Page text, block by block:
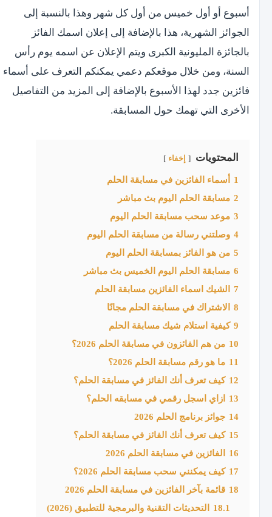
أسبوع أو أول خميس من أول كل شهر وهذا بالنسبة إلى
الجوائز الشهرية، هذا بالإضافة إلى إعلان اسمك الفائز
بالجائزة المليونية الكبرى ويتم الإعلان عن اسمه يوم رأس
السنة، ومن خلال موقعكم دعمي يمكنكم التعرف على أسماء
فائزين جدد لهذا الأسبوع بالإضافة إلى المزيد من التفاصيل
الأخرى التي تهمك حول المسابقة.
المحتويات إخفاء
1 أسماء الفائزين في مسابقة الحلم
2 مسابقة الحلم اليوم بث مباشر
3 موعد سحب مسابقة الحلم اليوم
4 وصلتني رسالة من مسابقة الحلم اليوم
5 من هو الفائز بمسابقة الحلم اليوم
6 مسابقة الحلم اليوم الخميس بث مباشر
7
الشيك اسماء الفائزين مسابقة الحلم
8
الاشتراك في مسابقة الحلم مجانًا
9 كيفية استلام شيك مسابقة الحلم
10 من هم الفائزون في مسابقة الحلم 2026؟
11 ما هو رقم مسابقة الحلم 2026؟
12 كيف تعرف أنك الفائز في مسابقة الحلم؟
13
ازاي اسجل رقمي في مسابقه الحلم؟
14 جوائز برنامج الحلم 2026
15 كيف تعرف أنك الفائز في مسابقة الحلم؟
16
الفائزين في مسابقة الحلم 2026
17 كيف يمكنني سحب مسابقة الحلم 2026؟
18 قائمة بآخر الفائزين في مسابقة الحلم 2026
18.1
التحديثات التقنية والبرمجية للتطبيق (2026)